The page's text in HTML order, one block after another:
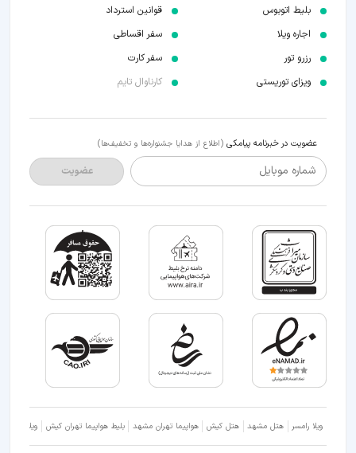
بلیط اتوبوس
اجاره ویلا
رزرو تور
ویزای توریستی
قوانین استرداد
سفر اقساطی
سفر کارت
کارناوال تایم
عضویت در خبرنامه پیامکی (اطلاع از هدایا جشنواره‌ها و تخفیف‌ها)
شماره موبایل عضویت
ویلا رامسر هتل مشهد هتل کیش هواپیما تهران مشهد بلیط هواپیما تهران کیش ویلا شمال